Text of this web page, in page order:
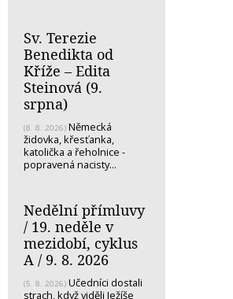
Sv. Terezie
Benedikta od
Kříže – Edita
Steinová (9.
srpna)
(8. 8. 2026) Německá
židovka, křesťanka,
katolička a řeholnice -
popravená nacisty...
Nedělní přímluvy
/ 19. neděle v
mezidobí, cyklus
A / 9. 8. 2026
(5. 8. 2026) Učedníci dostali
strach, když viděli Ježíše